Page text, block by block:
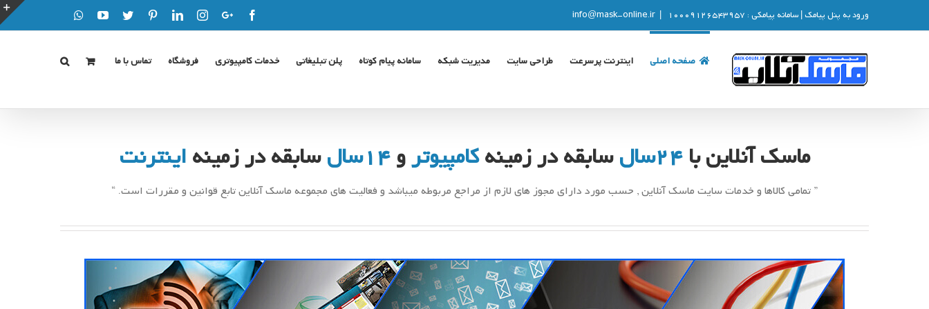
محتوا
ورود به پنل پیامک | سامانه پیامکی : 10009126543957
info@mask-online.ir
Facebook
Google+
Instagram
LinkedIn
Pinterest
Twitter
YouTube
Whatsapp
صفحه اصلی اینترنت پرسرعت طراحی سایت مدیریت شبکه سامانه پیام کوتاه پلن تبلیغاتی خدمات کامپیوتری فروشگاه تماس با ما
ماسک آنلاین با24سال سابقه در زمینهکامپیوترو14سال سابقه در زمینه اینترنت
” تمامی کالاها و خدمات سایت ماسک آنلاین , حسب مورد دارای مجوز های لازم از مراجع مربوطه میباشد و فعالیت های مجموعه ماسک آنلاین تابع قوانین و مقررات است. “